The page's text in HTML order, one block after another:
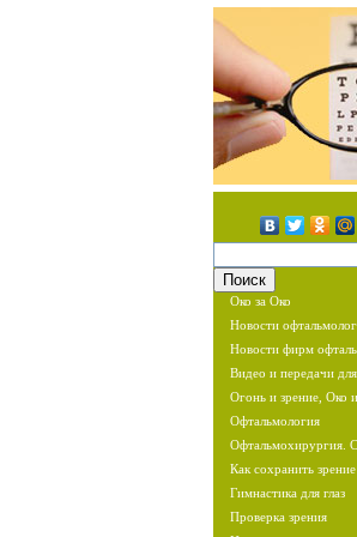
Око за Око
Новости
Новости фирм
Видео и передачи
Огонь и зрение, Око
Офтальмология
Офтальмохирургия.
Как сохранить зрение
Гимнастика для глаз
Проверка зрения